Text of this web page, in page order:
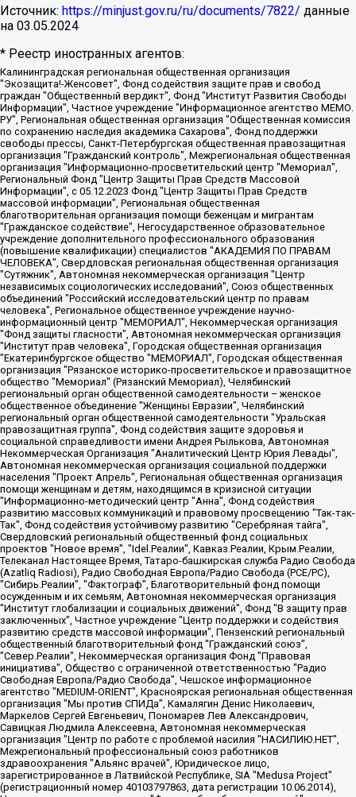
Источник: https://minjust.gov.ru/ru/documents/7822/ данные
на 03.05.2024
* Реестр иностранных агентов:
Калининградская региональная общественная организация "Экозащита!-Женсовет", Фонд содействия защите прав и свобод граждан "Общественный вердикт", Фонд "Институт Развития Свободы Информации", Частное учреждение "Информационное агентство МЕМО. РУ", Региональная общественная организация "Общественная комиссия по сохранению наследия академика Сахарова", Фонд поддержки свободы прессы, Санкт-Петербургская общественная правозащитная организация "Гражданский контроль", Межрегиональная общественная организация "Информационно-просветительский центр "Мемориал", Региональный Фонд "Центр Защиты Прав Средств Массовой Информации", с 05.12.2023 Фонд "Центр Защиты Прав Средств массовой информации", Региональная общественная благотворительная организация помощи беженцам и мигрантам "Гражданское содействие", Негосударственное образовательное учреждение дополнительного профессионального образования (повышение квалификации) специалистов "АКАДЕМИЯ ПО ПРАВАМ ЧЕЛОВЕКА", Свердловская региональная общественная организация "Сутяжник", Автономная некоммерческая организация "Центр независимых социологических исследований", Союз общественных объединений "Российский исследовательский центр по правам человека", Региональное общественное учреждение научно-информационный центр "МЕМОРИАЛ", Некоммерческая организация "Фонд защиты гласности", Автономная некоммерческая организация "Институт прав человека", Городская общественная организация "Екатеринбургское общество "МЕМОРИАЛ", Городская общественная организация "Рязанское историко-просветительское и правозащитное общество "Мемориал" (Рязанский Мемориал), Челябинский региональный орган общественной самодеятельности – женское общественное объединение "Женщины Евразии", Челябинский региональный орган общественной самодеятельности "Уральская правозащитная группа", Фонд содействия защите здоровья и социальной справедливости имени Андрея Рылькова, Автономная Некоммерческая Организация "Аналитический Центр Юрия Левады", Автономная некоммерческая организация социальной поддержки населения "Проект Апрель", Региональная общественная организация помощи женщинам и детям, находящимся в кризисной ситуации "Информационно-методический центр "Анна", Фонд содействия развитию массовых коммуникаций и правовому просвещению "Так-так-Так", Фонд содействия устойчивому развитию "Серебряная тайга", Свердловский региональный общественный фонд социальных проектов "Новое время", "Idel.Реалии", Кавказ.Реалии, Крым.Реалии, Телеканал Настоящее Время, Татаро-башкирская служба Радио Свобода (Azatliq Radiosi), Радио Свободная Европа/Радио Свобода (PCE/PC), "Сибирь.Реалии", "Фактограф", Благотворительный фонд помощи осужденным и их семьям, Автономная некоммерческая организация "Институт глобализации и социальных движений", Фонд "В защиту прав заключенных", Частное учреждение "Центр поддержки и содействия развитию средств массовой информации", Пензенский региональный общественный благотворительный фонд "Гражданский союз", "Север.Реалии", Некоммерческая организация Фонд "Правовая инициатива", Общество с ограниченной ответственностью "Радио Свободная Европа/Радио Свобода", Чешское информационное агентство "MEDIUM-ORIENT", Красноярская региональная общественная организация "Мы против СПИДа", Камалягин Денис Николаевич, Маркелов Сергей Евгеньевич, Пономарев Лев Александрович, Савицкая Людмила Алексеевна, Автономная некоммерческая организация "Центр по работе с проблемой насилия "НАСИЛИЮ.НЕТ", Межрегиональный профессиональный союз работников здравоохранения "Альянс врачей", Юридическое лицо, зарегистрированное в Латвийской Республике, SIA "Medusa Project" (регистрационный номер 40103797863, дата регистрации 10.06.2014), Некоммерческая организация "Фонд по борьбе с коррупцией", Автономная некоммерческая организация "Институт права и публичной политики", Баданин Роман Сергеевич, Гликин Максим Александрович, Железнова Мария Михайловна, Лукьянова Юлия Сергеевна, Маетная Елизавета Витальевна, Маняхин Петр Борисович, Чуракова Ольга Владимировна, Ярош Юлия Петровна, Юридическое лицо "The Insider SIA", зарегистрированное в Риге, Латвийская Республика (дата регистрации 26.06.2015), являющееся администратором доменного имени интернет-издания "The Insider SIA", https://theins.ru, Постернак Алексей Евгеньевич, Рубин Михаил Аркадьевич, Анин Роман Александрович, Юридическое лицо Istories fonds, зарегистрированное в Латвийской Республике (регистрационный номер 50008295751, дата регистрации 24.02.2020), Великовский Дмитрий Александрович, Долинина Ирина Николаевна, Мароховская Алеся Алексеевна, Шлейнов Роман Юрьевич, Шмагун Олеся Валентиновна, Общество с ограниченной ответственностью "Альтаир 2021", Общество с ограниченной ответственностью "Вега 2021", Общество с ограниченной ответственностью "Главный редактор 2021", Общество с ограниченной ответственностью "Ромашки монолит", Важенков Артем Валерьевич, Ивановская областная общественная организация "Центр гендерных исследований", Гурман Юрий Альбертович, Медиапроект "ОВД-Инфо", Егоров Владимир Владимирович, Жилинский Владимир Александрович, Общество с ограниченной ответственностью "ЗП", Иванова София Юрьевна, Карезина Инна Павловна, Кильтау Екатерина Викторовна, Петров Алексей Викторович, Пискунов Сергей Евгеньевич, Смирнов Сергей Сергеевич, Тихонов Михаил Сергеевич, Общество с ограниченной ответственностью "ЖУРНАЛИСТ-ИНОСТРАННЫЙ АГЕНТ", Арапова Галина Юрьевна, Вольтская Татьяна Анатольевна, Американская компания "Mason G.E.S. Anonymous Foundation" (США), являющаяся владельцем интернет-издания https://mnews.world/, Компания "Stichting Bellingcat", зарегистрированная в Нидерландах (дата регистрации 11.07.2018), Захаров Андрей Вячеславович, Клепиковская Екатерина Дмитриевна, Общество с ограниченной ответственностью "МЕМО", Перл Роман Александрович, Симонов Евгений Алексеевич, Соловьева Елена Анатольевна, Сотников Даниил Владимирович, Сурначева Елизавета Дмитриевна, Автономная некоммерческая организация по защите прав человека и информированию населения "Якутия – Наше Мнение", Общество с ограниченной ответственностью "Москоу диджитал медиа", с 26.01.2023 Общество с ограниченной ответственностью "Чайка Белые сады", Ветошкина Валерия Валерьевна, Заговора Максим Александрович, Межрегиональное общественное движение "Российская ЛГБТ - сеть", Оленичев Максим Владимирович, Павлов Иван Юрьевич, Скворцова Елена Сергеевна, Общество с ограниченной ответственностью "Как бы инагент", Кочетков Игорь Викторович, Общество с ограниченной ответственностью "Честные выборы", Еланчик Олег Александрович, Общество с ограниченной ответственностью "Нобелевский призыв", Гималова Регина Эмилевна, Григорьев Андрей Валерьевич, Григорьева Алина Александровна, Ассоциация по содействию защите прав призывников, альтернативнослужащих и военнослужащих "Правозащитная группа "Гражданин.Армия.Право", Хисамова Регина Фаритовна, Автономная некоммерческая организация по реализации социально-правовых программ "Лилит", Дальневосточное общественное движение "Маяк", Санкт-Петербургская ЛГБТ-инициативная группа "Выход", Инициативная группа ЛГБТ+ "Реверс", Алексеев Андрей Викторович, Бекбулатова Таисия Львовна, Беляев Иван Михайлович, Владыкина Елена Сергеевна, Гельман Марат Александрович, Никульшина Вероника Юрьевна, Толоконникова Надежда Андреевна, Шендерович Виктор Анатольевич, Общество с ограниченной ответственностью "Данное сообщение", Общество с ограниченной ответственностью Издательский дом "Новая глава", Айнбиндер Александра Александровна, Московский комьюнити-центр для ЛГБТ+инициатив, Благотворительный фонд развития филантропии, Deutsche Welle (Германия, Kurt-Schumacher-Strasse 3, 53113 Bonn), Борзунова Мария Михайловна, Воробьев Виктор Викторович, Голубева Анна Львовна, Константинова Алла Михайловна, Малкова Ирина Владимировна, Мурадов Мурад Абдулгалимович, Осетинская Елизавета Николаевна, Понасенков Евгений Николаевич, Ганапольский Матвей Юрьевич, Киселев Евгений Алексеевич, Борухович Ирина Григорьевна, Дремин Иван Тимофеевич, Дубровский Дмитрий Викторович, Красноярская региональная общественная организация поддержки и развития альтернативных образовательных технологий и межкультурных коммуникаций "ИНТЕРРА", Маяковская Екатерина Алексеевна, Фейгин Марк Захарович, Филимонов Андрей Викторович, Дзугкоева Регина Николаевна, Доброхотов Роман Александрович, Дудь Юрий Александрович, Елкин Сергей Владимирович, Кругликов Кирилл Игоревич, Сабунаева Мария Леонидовна, Семенов Алексей Владимирович, Шаинян Карен Багратович, Шульман Екатерина Михайловна, Асафьев Артур Валерьевич, Вахштайн Виктор Семенович, Венедиктов Алексей Алексеевич, Лушникова Екатерина Евгеньевна, Волков Леонид Михайлович, Невзоров Александр Глебович, Пархоменко Сергей Борисович, Сироткин Ярослав Николаевич, Кара-Мурза Владимир Владимирович, Баранова Наталья Владимировна, Гозман Леонид Яковлевич, Кагарлицкий Борис Юльевич, Климарев Михаил Валерьевич, Милов Владимир Станиславович, Автономная некоммерческая организация Краснодарский центр современного искусства "Типография", Моргенштерн Алишер Тагирович, Соболь Любовь Эдуардовна, Общество с ограниченной ответственностью "ЛИЗА НОРМ", Каспаров Гарри Кимович, Ходорковский Михаил Борисович, Общество с ограниченной ответственностью "Апрельские тезисы", Данилович Ирина Брониславовна, Кашин Олег Владимирович, Петров Николай Владимирович, Пивоваров Алексей Владимирович, Соколов Михаил Владимирович, Цветкова Юлия Владимировна, Чичваркин Евгений Александрович, Комитет против пыток/Команда против пыток, Общество с ограниченной ответственностью "Первый научный", Общество с ограниченной ответственностью "Вертолет и ко", Белоцерковская Вероника Борисовна, Кац Максим Евгеньевич, Лазарева Татьяна Юрьевна, Шаведдинов Руслан Табризович, Яшин Илья Валерьевич, Общество с ограниченной ответственностью "Иноагент ААВ", Алешковский Дмитрий Петрович, Альбац Евгения Марковна, Быков Дмитрий Львович, Галямина Юлия Евгеньевна, Лойко Сергей Леонидович, Мартынов Кирилл Константинович, Медведев Сергей Александрович, Крашенинников Федор Геннадиевич, Гордеева Катерина Вл